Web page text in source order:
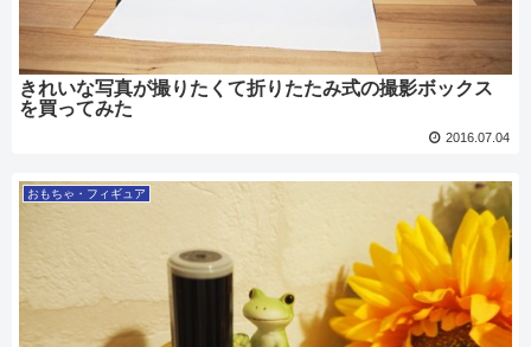
きれいな写真が撮りたくて折りたたみ式の撮影ボックス
を買ってみた
2016.07.04
おもちゃ・フィギュア